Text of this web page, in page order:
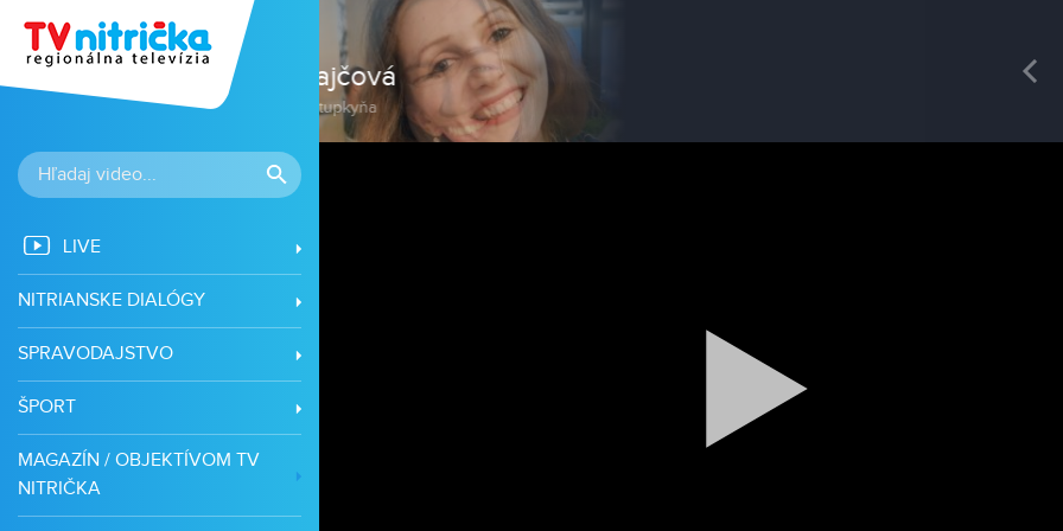
LIVE
NITRIANSKE DIALÓGY
SPRAVODAJSTVO
ŠPORT
MAGAZÍN / OBJEKTÍVOM TV
NITRIČKA
Zažite leto na kúpalisku v
Tvrdošovciach